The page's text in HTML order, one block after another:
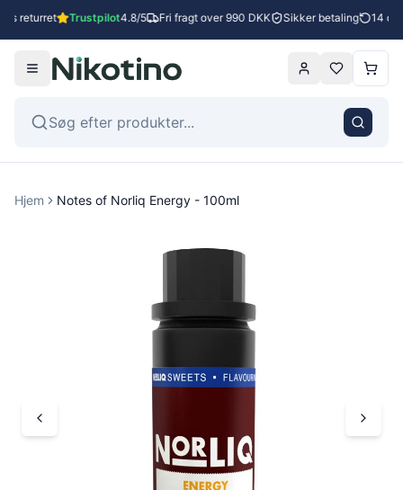
returret Trustpilot4.8/5 Fri fragt over 990 DKK Sikker betaling 14
Hjem Notes of Norliq Energy - 100ml